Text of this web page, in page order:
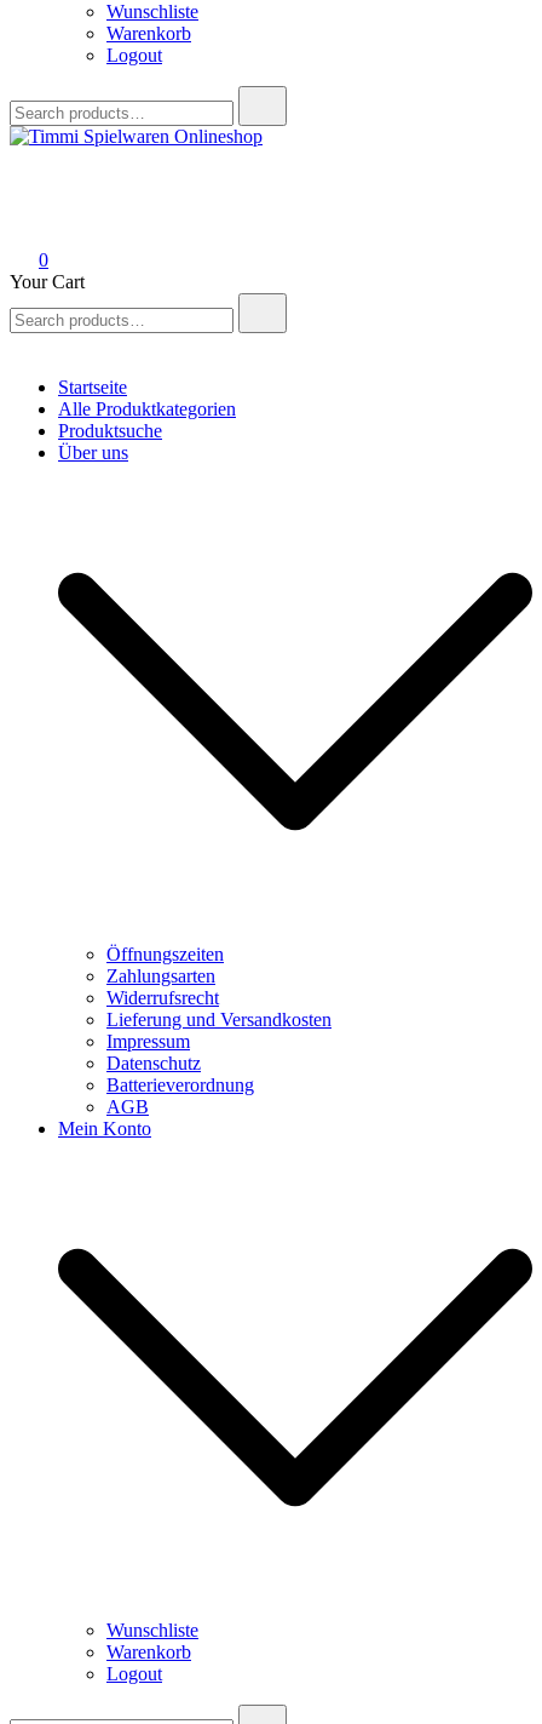
Wunschliste
Warenkorb
Logout
for:
0
Your Cart
for:
Startseite
Alle Produktkategorien
Produktsuche
Über uns
Öffnungszeiten
Zahlungsarten
Widerrufsrecht
Lieferung und Versandkosten
Impressum
Datenschutz
Batterieverordnung
AGB
Mein Konto
Wunschliste
Warenkorb
Logout